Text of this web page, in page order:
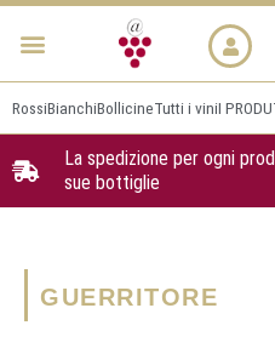
Vai
Menu
RossiBianchiBollicineTutti i viniI
La spedizione per ogni
sue bottiglie
GUERRITORE